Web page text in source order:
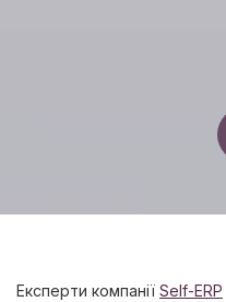
Експерти компанії Self-ERP